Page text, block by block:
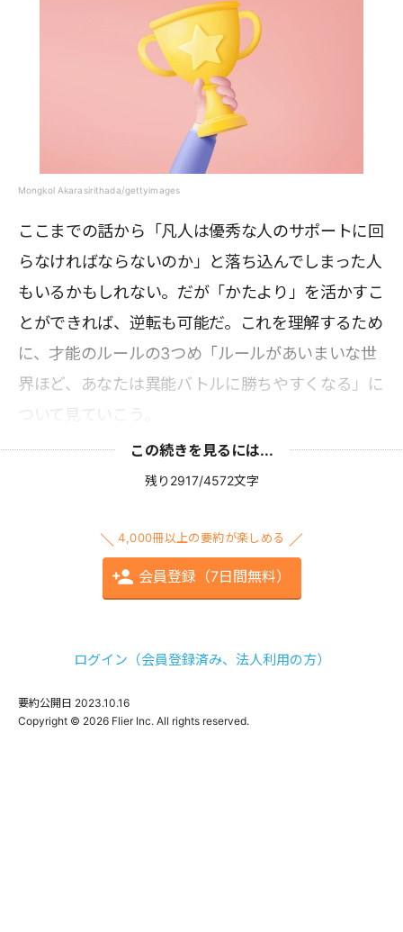
Mongkol Akarasirithada/gettyimages
ここまでの話から「凡人は優秀な人のサポートに回
らなければならないのか」と落ち込んでしまった人
もいるかもしれない。だが「かたより」を活かすこ
とができれば、逆転も可能だ。これを理解するため
に、才能のルールの3つめ「ルールがあいまいな世
界ほど、あなたは異能バトルに勝ちやすくなる」に
ついて見ていこう。
この続きを見るには...
残り2917/4572文字
4,000冊以上の要約が楽しめる
会員登録（7日間無料）
ログイン（会員登録済み、法人利用の方）
要約公開日 2023.10.16